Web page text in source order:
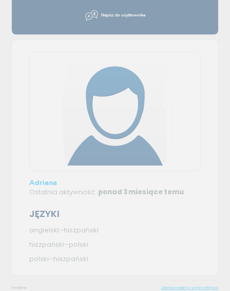
Napisz do użytkownika
Adriana
Ostatnia aktywność: ponad 3 miesiące temu
JĘZYKI
angielski–hiszpański
hiszpański–polski
polski–hiszpański
Reklama Zamów reklamę w tym miejscu